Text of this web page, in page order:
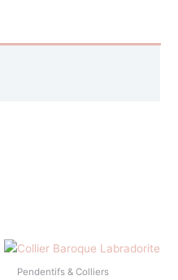
Pendentifs & Colliers